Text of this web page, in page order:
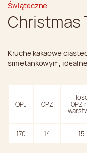
Świąteczne
Christmas
Kruche kakaowe
śmietankowym,
OPJ OPZ OPZ
170 14 15